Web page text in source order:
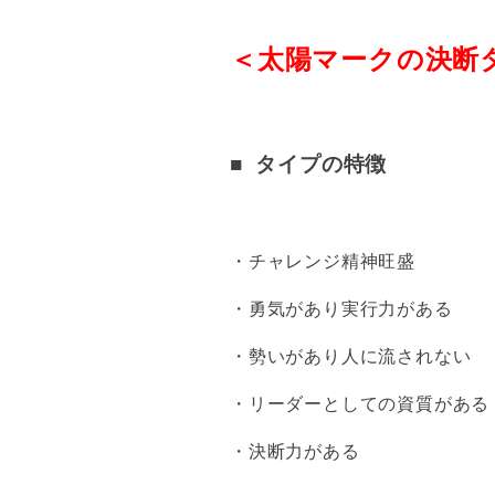
＜太陽マークの決断
■ タイプの特徴
・チャレンジ精神旺盛
・勇気があり実行力がある
・勢いがあり人に流されない
・リーダーとしての資質がある
・決断力がある